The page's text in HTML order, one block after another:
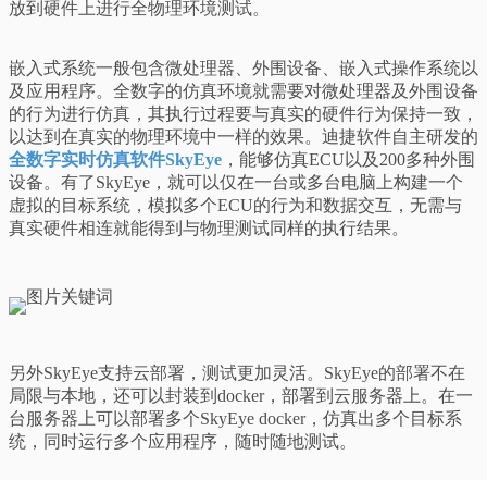
放到硬件上进行全物理环境测试。
嵌入式系统一般包含微处理器、外围设备、嵌入式操作系统以
及应用程序。全数字的仿真环境就需要对微处理器及外围设备
的行为进行仿真，其执行过程要与真实的硬件行为保持一致，
以达到在真实的物理环境中一样的效果。迪捷软件自主研发的
全数字实时仿真软件SkyEye ，能够仿真ECU以及200多种外围
设备。有了SkyEye，就可以仅在一台或多台电脑上构建一个
虚拟的目标系统，模拟多个ECU的行为和数据交互，无需与
真实硬件相连就能得到与物理测试同样的执行结果。
另外SkyEye支持云部署，测试更加灵活。SkyEye的部署不在
局限与本地，还可以封装到docker，部署到云服务器上。在一
台服务器上可以部署多个SkyEye docker，仿真出多个目标系
统，同时运行多个应用程序，随时随地测试。